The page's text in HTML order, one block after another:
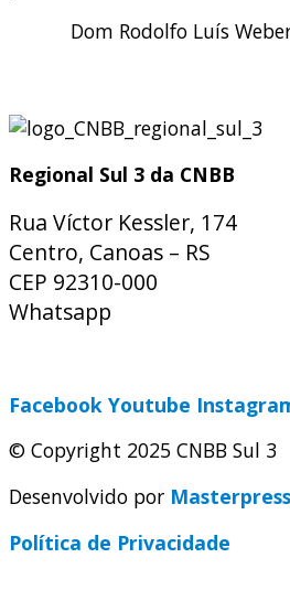
Dom Rodolfo Luís
Regional Sul 3 da CNBB
Rua Víctor Kessler, 174
Centro, Canoas – RS
CEP 92310-000
Whatsapp
Facebook Youtube
© Copyright 2025 CNBB Sul 3
Desenvolvido por Masterpress
Política de Privacidade